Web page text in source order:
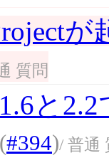
質問
と
(#394)/ 普通